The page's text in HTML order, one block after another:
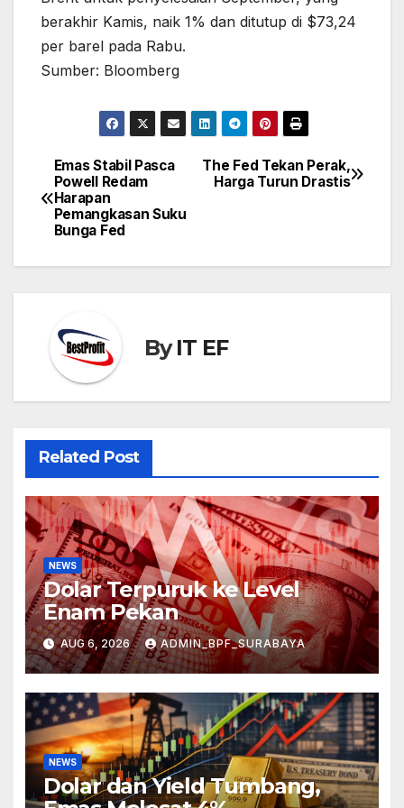
berakhir Kamis, naik 1% dan ditutup di $73,24
per barel pada Rabu.
Sumber: Bloomberg
Post
navigation
The Fed Tekan Perak,
Harga Turun Drastis
Emas Stabil Pasca
Powell Redam
Harapan
Pemangkasan Suku
Bunga Fed
ByIT EF
Related Post
NEWS
Dolar Terpuruk ke Level
Enam Pekan
AUG 6, 2026 ADMIN_BPF_SURABAYA
NEWS
Dolar dan Yield Tumbang,